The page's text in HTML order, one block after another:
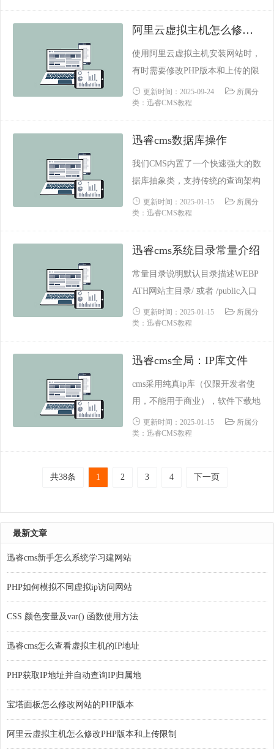
的PHP版本呢？ 下面学做网站论
坛就来介绍一下宝塔面板修改网站
PH......
阿里云虚拟主机怎么修改PHP版本和上传限制
使用阿里云虚拟主机安装网站时，
有时需要修改PHP版本和上传的限
制，下面介绍一下阿里云虚拟主机
修改PHP版本和上传限制的方法。
修改PHP版本进入阿里云后台，找
到“高级环境设置”，点击“PHP版
设......
更新时间：2025-09-24
所属分
类：迅睿CMS教程
迅睿cms数据库操作
我们CMS内置了一个快速强大的数
据库抽象类，支持传统的查询架构
以及查询构造器模式。 数据库方
法的语法简单明了。同时支持Code
igniter、Laravel、ThinkPHP三种内
核的数据库查询。一、基本用法数
更新时间：2025-01-15
所属分
类：迅睿CMS教程
迅睿cms系统目录常量介绍
常量目录说明默认目录描述WEBP
ATH网站主目录/ 或者 /public入口
文件index.php的目录ROOTPATH
网站主目录/ 或者 /public同WEBPA
TH，多网站插件时表示主目录FC
PATH程序目录/dayrui/APPSPATH
更新时间：2025-01-15
所属分
类：迅睿CMS教程
迅睿cms全局：IP库文件
cms采用纯真ip库（仅限开发者使
用，不能用于商业），软件下载地
址：https://www.baidu.com/s?ie=UT
F-8&wd=%E7%BA%AF%E7%9
C%9Fip%E5%BA%93%E4%B8%8
更新时间：2025-01-15
所属分
类：迅睿CMS教程
共38条 1 2 3 4 下一页
最新文章
迅睿cms新手怎么系统学习建网站
PHP如何模拟不同虚拟ip访问网站
CSS 颜色变量及var() 函数使用方法
迅睿cms怎么查看虚拟主机的IP地址
PHP获取IP地址并自动查询IP归属地
宝塔面板怎么修改网站的PHP版本
阿里云虚拟主机怎么修改PHP版本和上传限制